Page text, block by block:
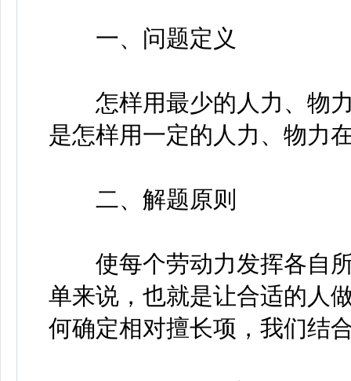
一、问题定义
怎样用最少的人力、物力
是怎样用一定的人力、物力
二、解题原则
使每个劳动力发挥各自所
单来说，也就是让合适的人
何确定相对擅长项，我们结